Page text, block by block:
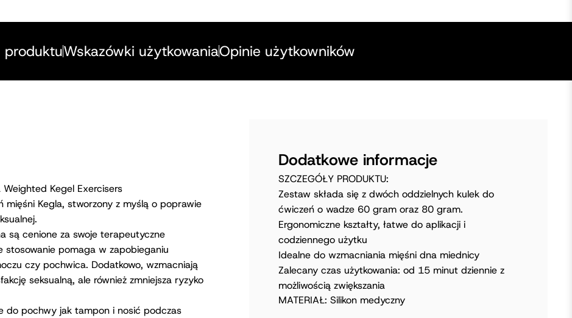
produktuWskazówki użytkowaniaOpinie użytkowników
Kegel Exercisers
Kegla, stworzony z myślą o poprawie
są cenione za swoje terapeutyczne
stosowanie pomaga w zapobieganiu
czy pochwica. Dodatkowo, wzmacniają
seksualną, ale również zmniejsza ryzyko
do pochwy jak tampon i nosić podczas
Dodatkowe informacje
SZCZEGÓŁY PRODUKTU:
Zestaw składa się z dwóch oddzielnych kulek do
ćwiczeń o wadze 60 gram oraz 80 gram.
Ergonomiczne kształty, łatwe do aplikacji i
codziennego użytku
Idealne do wzmacniania mięśni dna miednicy
Zalecany czas użytkowania: od 15 minut dziennie z
możliwością zwiększania
MATERIAŁ: Silikon medyczny